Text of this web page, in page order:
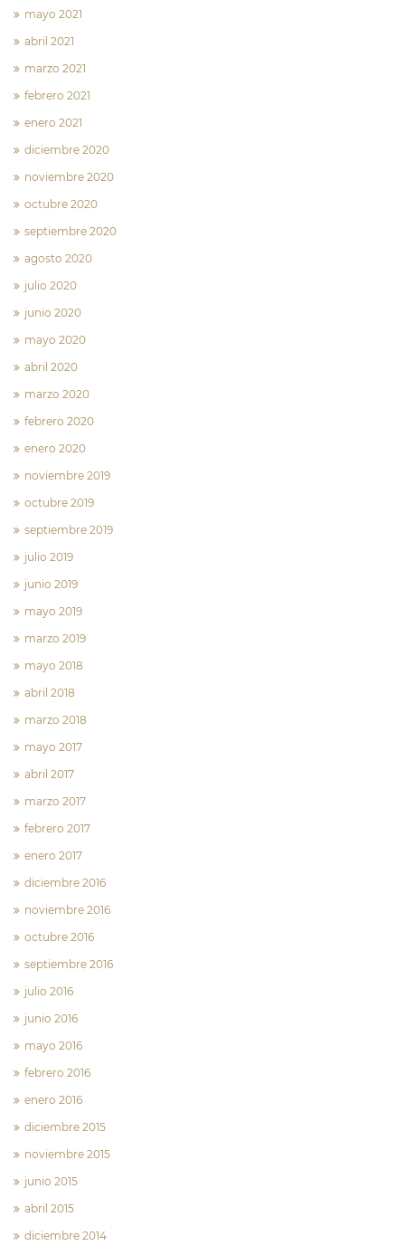
mayo 2021
abril 2021
marzo 2021
febrero 2021
enero 2021
diciembre 2020
noviembre 2020
octubre 2020
septiembre 2020
agosto 2020
julio 2020
junio 2020
mayo 2020
abril 2020
marzo 2020
febrero 2020
enero 2020
noviembre 2019
octubre 2019
septiembre 2019
julio 2019
junio 2019
mayo 2019
marzo 2019
mayo 2018
abril 2018
marzo 2018
mayo 2017
abril 2017
marzo 2017
febrero 2017
enero 2017
diciembre 2016
noviembre 2016
octubre 2016
septiembre 2016
julio 2016
junio 2016
mayo 2016
febrero 2016
enero 2016
diciembre 2015
noviembre 2015
junio 2015
abril 2015
diciembre 2014